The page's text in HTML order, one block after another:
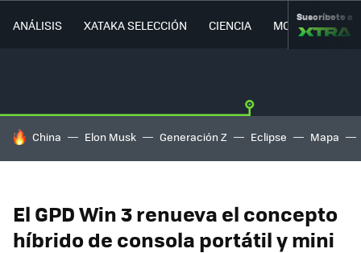
ANÁLISIS XATAKA SELECCIÓN CIENCIA MOVILIDAD
Suscríbete a
HOY SE HABLA DE
China Elon Musk Generación Z Eclipse Mapa
El GPD Win 3 renueva el concepto
híbrido de consola portátil y mini